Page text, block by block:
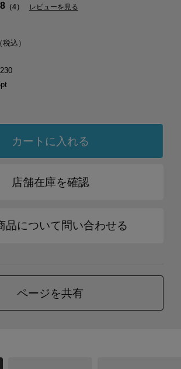
（4） レビューを見る
（税込）
カートに入れる
店舗在庫を確認
品について問い合わせる
ページを共有